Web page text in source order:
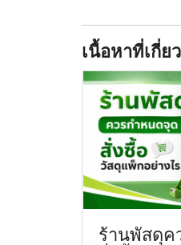
เนื้อหาที่เกี่ย
ร้านพัสดุค